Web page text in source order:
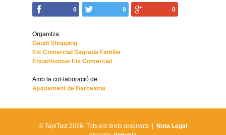
0 0 0
Organitza:
Gaudi Shopping
Eix Comercial Sagrada Família
Encantsnous Eix Comercial
Amb la col·laboració de:
Ajuntament de Barcelona
© TapiTast 2026. Tots els drets reservats |
Nota Legal